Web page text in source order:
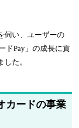
伺い、ユーザーの
ドPay」の成長に貢
た。
カードの事業